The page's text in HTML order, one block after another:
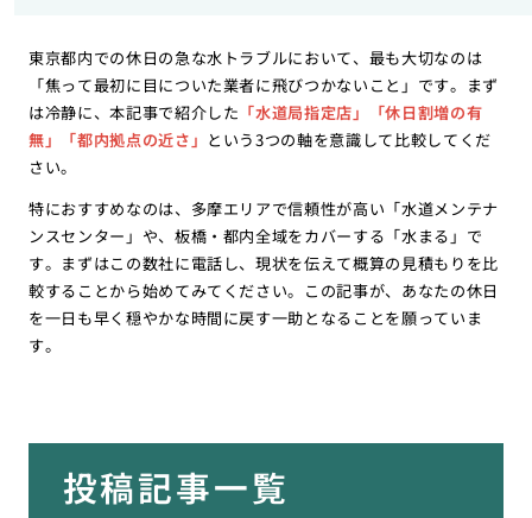
東京都内での休日の急な水トラブルにおいて、最も大切なのは
「焦って最初に目についた業者に飛びつかないこと」です。まず
は冷静に、本記事で紹介した 「水道局指定店」「休日割増の有
無」「都内拠点の近さ」 という3つの軸を意識して比較してくだ
さい。
特におすすめなのは、多摩エリアで信頼性が高い「水道メンテナ
ンスセンター」や、板橋・都内全域をカバーする「水まる」で
す。まずはこの数社に電話し、現状を伝えて概算の見積もりを比
較することから始めてみてください。この記事が、あなたの休日
を一日も早く穏やかな時間に戻す一助となることを願っていま
す。
投稿記事一覧